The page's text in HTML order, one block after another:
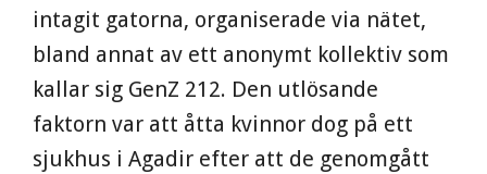
intagit gatorna, organiserade via nätet,
bland annat av ett anonymt kollektiv som
kallar sig GenZ 212. Den utlösande
faktorn var att åtta kvinnor dog på ett
sjukhus i Agadir efter att de genomgått